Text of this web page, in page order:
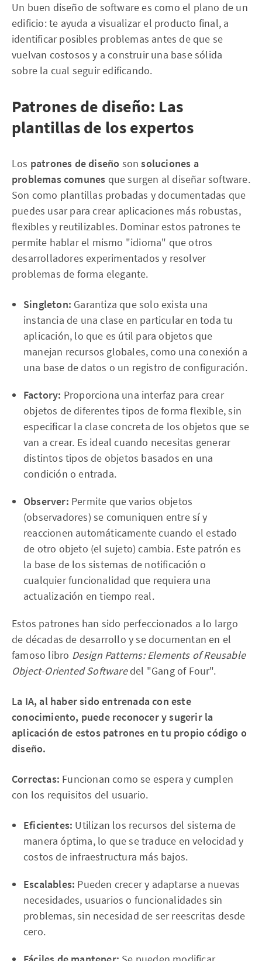
Un buen diseño de software es como el plano de un
edificio: te ayuda a visualizar el producto final, a
identificar posibles problemas antes de que se
vuelvan costosos y a construir una base sólida
sobre la cual seguir edificando.
Patrones de diseño: Las
plantillas de los expertos
Los patrones de diseño son soluciones a
problemas comunes que surgen al diseñar software.
Son como plantillas probadas y documentadas que
puedes usar para crear aplicaciones más robustas,
flexibles y reutilizables. Dominar estos patrones te
permite hablar el mismo "idioma" que otros
desarrolladores experimentados y resolver
problemas de forma elegante.
Singleton: Garantiza que solo exista una
instancia de una clase en particular en toda tu
aplicación, lo que es útil para objetos que
manejan recursos globales, como una conexión a
una base de datos o un registro de configuración.
Factory: Proporciona una interfaz para crear
objetos de diferentes tipos de forma flexible, sin
especificar la clase concreta de los objetos que se
van a crear. Es ideal cuando necesitas generar
distintos tipos de objetos basados en una
condición o entrada.
Observer: Permite que varios objetos
(observadores) se comuniquen entre sí y
reaccionen automáticamente cuando el estado
de otro objeto (el sujeto) cambia. Este patrón es
la base de los sistemas de notificación o
cualquier funcionalidad que requiera una
actualización en tiempo real.
Estos patrones han sido perfeccionados a lo largo
de décadas de desarrollo y se documentan en el
famoso libro Design Patterns: Elements of Reusable
Object-Oriented Softwaredel "Gang of Four".
La IA, al haber sido entrenada con este
conocimiento, puede reconocer y sugerir la
aplicación de estos patrones en tu propio código o
diseño.
Correctas: Funcionan como se espera y cumplen
con los requisitos del usuario.
Eficientes: Utilizan los recursos del sistema de
manera óptima, lo que se traduce en velocidad y
costos de infraestructura más bajos.
Escalables: Pueden crecer y adaptarse a nuevas
necesidades, usuarios o funcionalidades sin
problemas, sin necesidad de ser reescritas desde
cero.